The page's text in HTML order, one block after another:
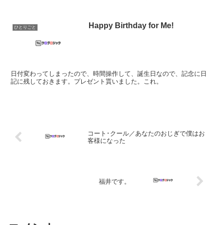
ひとりごと Happy Birthday for Me!
日付変わってしまったので、時間操作して、誕生日なので、記念に日
記に残しておきます。プレゼント貰いました。これ。
コート･クール／あなたのおじぎで僕はお
客様になった
福井です。